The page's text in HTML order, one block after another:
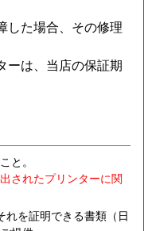
した場合、その修理
ーは、当店の保証期
と。
されたプリンターに関
れを証明できる書類（日